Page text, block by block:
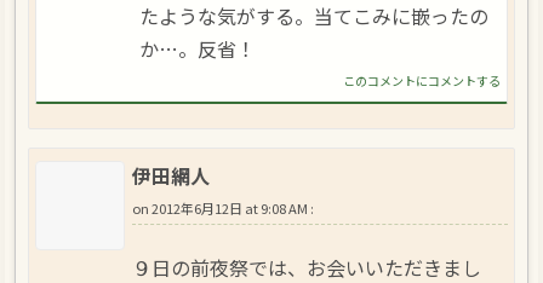
たような気がする。当てこみに嵌ったの
か…。反省！
このコメントにコメントする
伊田網人
on2012年6月12日 at 9:08 AM :
９日の前夜祭では、お会いいただきまし